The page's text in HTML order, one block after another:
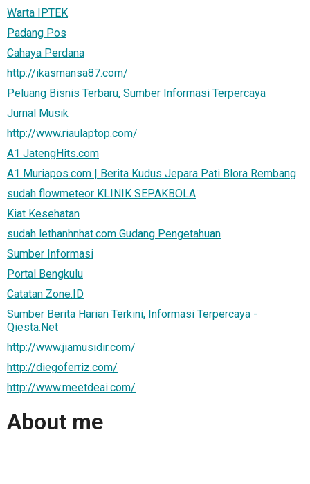
Warta IPTEK
Padang Pos
Cahaya Perdana
http://ikasmansa87.com/
Peluang Bisnis Terbaru, Sumber Informasi Terpercaya
Jurnal Musik
http://www.riaulaptop.com/
A1 JatengHits.com
A1 Muriapos.com | Berita Kudus Jepara Pati Blora Rembang
sudah flowmeteor KLINIK SEPAKBOLA
Kiat Kesehatan
sudah lethanhnhat.com Gudang Pengetahuan
Sumber Informasi
Portal Bengkulu
Catatan Zone.ID
Sumber Berita Harian Terkini, Informasi Terpercaya -
Qiesta.Net
http://www.jiamusidir.com/
http://diegoferriz.com/
http://www.meetdeai.com/
About me